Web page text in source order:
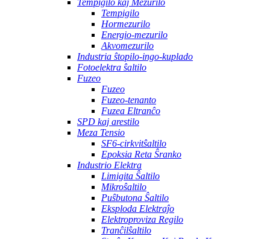
Tempigilo kaj Mezurilo
Tempigilo
Hormezurilo
Energio-mezurilo
Akvomezurilo
Industria ŝtopilo-ingo-kuplado
Fotoelektra ŝaltilo
Fuzeo
Fuzeo
Fuzeo-tenanto
Fuzea Eltranĉo
SPD kaj arestilo
Meza Tensio
SF6-cirkvitŝaltilo
Epoksia Reta Ŝranko
Industrio Elektra
Limigita Ŝaltilo
Mikroŝaltilo
Puŝbutona Ŝaltilo
Eksploda Elektraĵo
Elektroproviza Regilo
Tranĉilŝaltilo